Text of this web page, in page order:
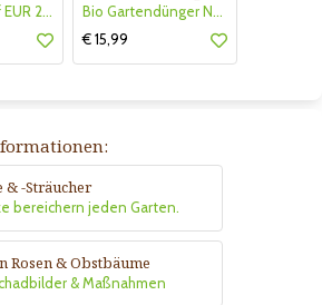
Gutscheinkauf EUR 20.-
Bio Gartendünger Naturen
€ 15,99
& -Sträucher
bereichern jeden Garten.
Rosen & Obstbäume
& Maßnahmen